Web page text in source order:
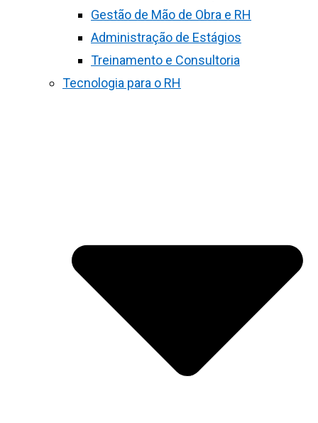
Gestão de Mão de Obra e RH
Administração de Estágios
Treinamento e Consultoria
Tecnologia para o RH